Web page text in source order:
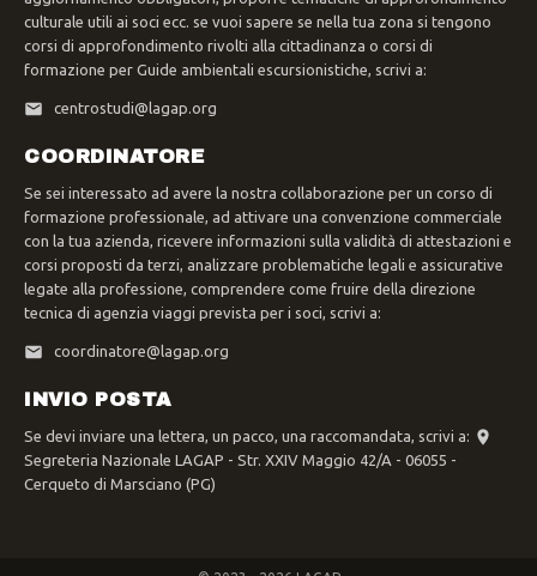
culturale utili ai soci ecc. se vuoi sapere se nella tua zona si tengono
corsi di approfondimento rivolti alla cittadinanza o corsi di
formazione per Guide ambientali escursionistiche, scrivi a:
centrostudi@lagap.org
COORDINATORE
Se sei interessato ad avere la nostra collaborazione per un corso di
formazione professionale, ad attivare una convenzione commerciale
con la tua azienda, ricevere informazioni sulla validità di attestazioni e
corsi proposti da terzi, analizzare problematiche legali e assicurative
legate alla professione, comprendere come fruire della direzione
tecnica di agenzia viaggi prevista per i soci, scrivi a:
coordinatore@lagap.org
INVIO POSTA
Se devi inviare una lettera, un pacco, una raccomandata, scrivi a:
Segreteria Nazionale LAGAP - Str. XXIV Maggio 42/A - 06055 -
Cerqueto di Marsciano (PG)